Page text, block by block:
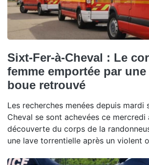
Sixt-Fer-à-Cheval : Le
femme emportée par
boue retrouvé
Les recherches menées depuis mardi
Cheval se sont achevées ce mercredi
découverte du corps de la
une lave torrentielle après un violent